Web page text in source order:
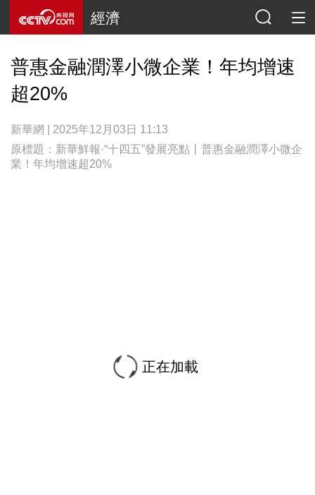
經濟
普惠金融潤澤小微企業！年均增速
超20%
新華網 | 2025年12月03日 11:13
原標題：新華鮮報·“十四五”發展亮點丨普惠金融潤澤小微企
業！年均增速超20%
正在加載